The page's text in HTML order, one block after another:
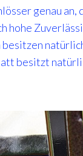
genau
hohe
besitzt